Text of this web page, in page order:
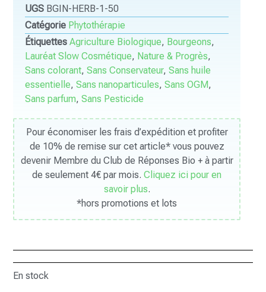
UGS BGIN-HERB-1-50
Catégorie Phytothérapie
Étiquettes Agriculture Biologique, Bourgeons,
Lauréat Slow Cosmétique, Nature & Progrès,
Sans colorant,Sans Conservateur,Sans huile
essentielle,Sans nanoparticules,Sans OGM,
Sans parfum,Sans Pesticide
Pour économiser les frais d’expédition et profiter
de 10% de remise sur cet article* vous pouvez
devenir Membre du Club de Réponses Bio + à partir
de seulement 4€ par mois.Cliquez ici pour en
savoir plus.
*hors promotions et lots
En stock